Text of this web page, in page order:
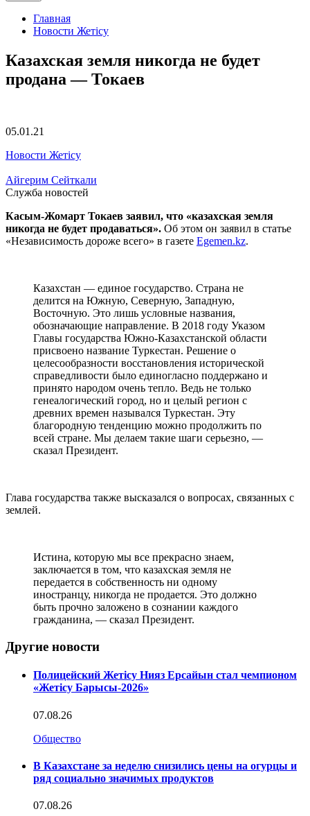
Главная
Новости Жетісу
Казахская земля никогда не будет
продана — Токаев
05.01.21
Новости Жетісу
Айгерим Сейткали
Служба новостей
Касым-Жомарт Токаев заявил, что «казахская земля
никогда не будет продаваться». Об этом он заявил в статье
«Независимость дороже всего» в газете Egemen.kz.
Казахстан — единое государство. Страна не
делится на Южную, Северную, Западную,
Восточную. Это лишь условные названия,
обозначающие направление. В 2018 году Указом
Главы государства Южно-Казахстанской области
присвоено название Туркестан. Решение о
целесообразности восстановления исторической
справедливости было единогласно поддержано и
принято народом очень тепло. Ведь не только
генеалогический город, но и целый регион с
древних времен назывался Туркестан. Эту
благородную тенденцию можно продолжить по
всей стране. Мы делаем такие шаги серьезно, —
сказал Президент.
Глава государства также высказался о вопросах, связанных с
землей.
Истина, которую мы все прекрасно знаем,
заключается в том, что казахская земля не
передается в собственность ни одному
иностранцу, никогда не продается. Это должно
быть прочно заложено в сознании каждого
гражданина, — сказал Президент.
Другие новости
Полицейский Жетісу Нияз Ерсайын стал чемпионом
«Жетісу Барысы-2026»
07.08.26
Общество
В Казахстане за неделю снизились цены на огурцы и
ряд социально значимых продуктов
07.08.26